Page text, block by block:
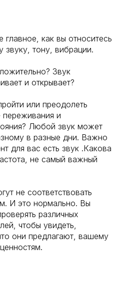
как вы относитесь
тону, вибрации.
Звук
и открывает?
или преодолеть
переживания и
Любой звук может
в разные дни. Важно
для вас есть звук .Какова
не самый важный
не соответствовать
И это нормально. Вы
различных
чтобы увидеть,
они предлагают, вашему